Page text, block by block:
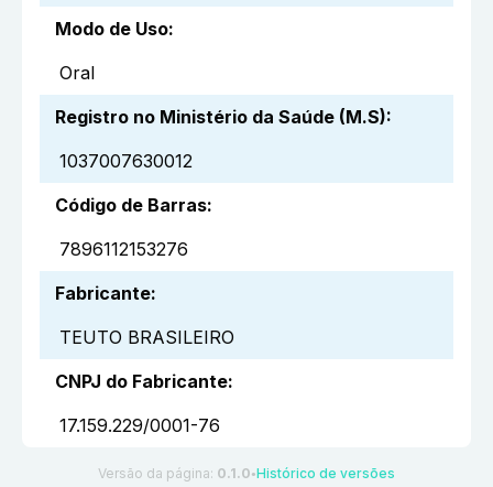
Modo de Uso:
Oral
Registro no Ministério da Saúde (M.S):
1037007630012
Código de Barras:
7896112153276
Fabricante:
TEUTO BRASILEIRO
CNPJ do Fabricante:
17.159.229/0001-76
Versão da página: 0.1.0 ●Histórico de versões